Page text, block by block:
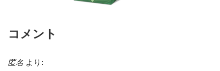
コメント
匿名 より: